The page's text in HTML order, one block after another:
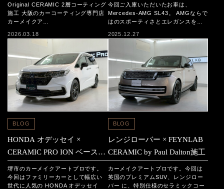
Original CERAMIC 2層コーテ
ィング施工
Original CERAMIC 2層コーティング
施工 大阪のカーコーティング専門店
カーメイクア…
2026.03.18
今回ご入庫いただいたお車は、
Mercedes-AMG SL43。 AMGならで
はのスポーティさとエレガンスを…
2025.12.27
BLOG
HONDA オデッセイ ×
CERAMIC PRO ION ベース2
層＋トップ1層セラミックコ
ーティング施工
堺市のカーメイクアートプロです。
今回はファミリーカーとして幅広い
世代に人気の HONDA オデッセイ
BLOG
レンジローバー × FEYNLAB
CERAMIC by Paul Dalton施工
カーメイクアートプロです。今回は
英国のプレミアムSUV、レンジロー
バー に、特別仕様のセラミックコー